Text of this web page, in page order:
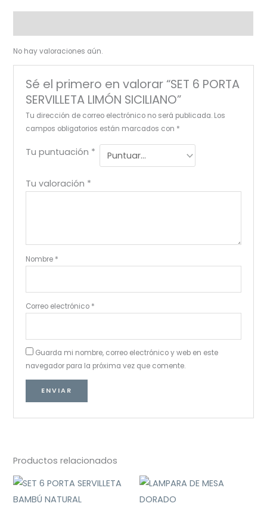
No hay valoraciones aún.
Sé el primero en valorar “SET 6 PORTA
SERVILLETA LIMÓN SICILIANO”
Tu dirección de correo electrónico no será publicada. Los
campos obligatorios están marcados con *
Tu puntuación *
Tu valoración *
Nombre *
Correo electrónico *
Guarda mi nombre, correo electrónico y web en este
navegador para la próxima vez que comente.
Productos relacionados